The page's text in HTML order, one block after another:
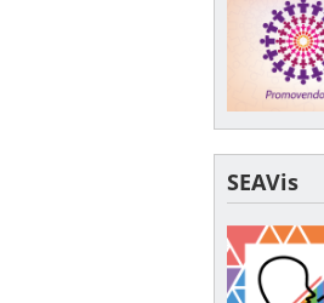
SEAVis